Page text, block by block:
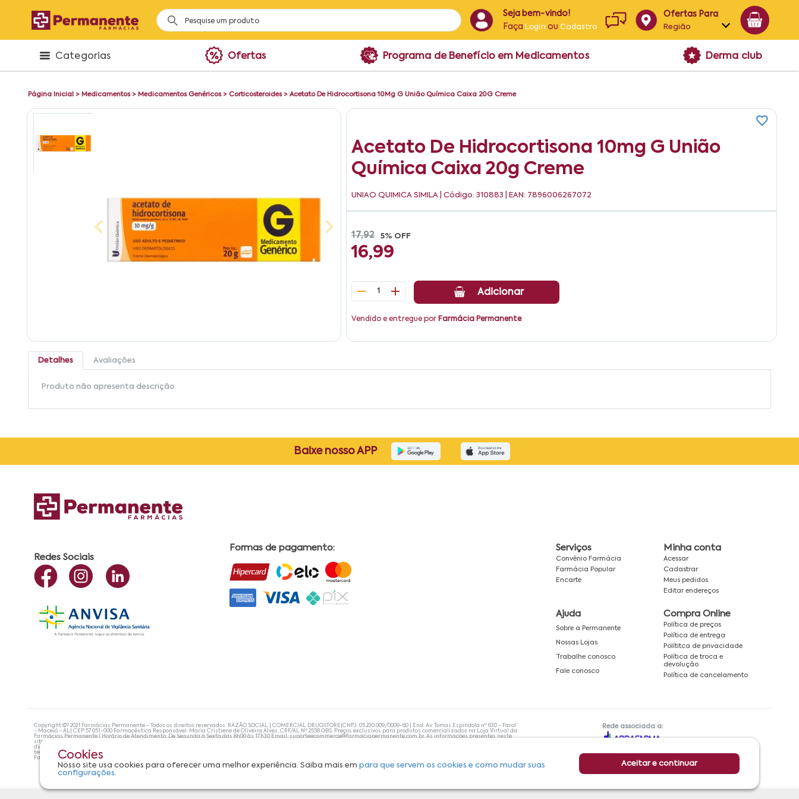
Seja bem-vindo!
Faça Login ouCadastro
Ofertas Para
Região
Alagoas
Categorias Ofertas Programa de Benefício em Medicamentos Derma club
Página Inicial > Medicamentos> Medicamentos Genéricos> Corticosteroides> Acetato De Hidrocortisona 10Mg G União Química Caixa 20G Creme
Acetato De Hidrocortisona 10mg G União
Química Caixa 20g Creme
UNIAO QUIMICA SIMILA | Código: 310883 | EAN: 7896006267072
17,92 5% OFF
16,99
1 Adicionar
Vendido e entregue por Farmácia Permanente
Detalhes Avaliações
Produto não apresenta descrição.
Cookies
Nosso site usa cookies para oferecer uma melhor experiência. Saiba mais empara que servem os cookies e como mudar suas
configurações.
Aceitar e continuar
Baixe nosso APP
Redes Sociais
Formas de pagamento: Serviços
Convênio Farmácia
Farmácia Popular
Encarte
Minha conta
Acessar
Cadastrar
Meus pedidos
Editar endereços
Ajuda
Sobre a Permanente
Nossas Lojas
Trabalhe conosco
Fale conosco
Compra Online
Política de preços
Política de entrega
Polítitca de privacidade
Política de troca e
devolução
Política de cancelamento
Copyright ©? 2021 Farmácias Permanente - Todos os direitos reservados. RAZÃO SOCIAL | COMERCIAL DRUGSTORE|CNPJ: 05.230.009/0009-60 | End: Av. Tomas Espindola nº 630 - Farol
- Maceió - AL| CEP:57.051-000 Farmacêutica Responsável: Maria Cristiene de Oliveira Alves, CRF/AL Nº 2558 OBS: Preços exclusivos para produtos comercializados na Loja Virtual da
Farmácias Permanente | Horário de Atendimento: De Segunda à Sexta das 8h00 às 17h30 Email: suporteecommerce@farmaciapermanente.com.br. As informações presentes neste
site não devem ser utilizadas para automedicação e, de forma alguma, substituem as orientações de um profissional da área médica. Apenas o médico está capacitado para
diagnosticar problemas de saúde e prescrever o tratamento adequado. Se os sintomas persistirem, um médico deve ser consultado. A Farmácia Permanente trabalha com as
tecnologias mais avançadas de proteção de dados, para que você possa realizar suas compras com tranquilidade. A privacidade e a segurança dos clientes são compromissos da
Farmácias Permanente. Todos os pedidos efetuados estão sujeitos à confirmação da disponibilidade de produto em nosso estoque.
Rede associada a: